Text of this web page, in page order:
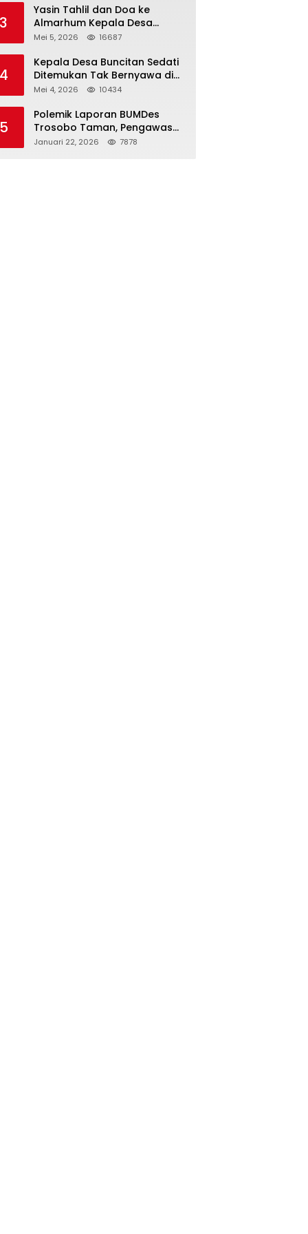
Kapolri
3
Yasin Tahlil dan Doa ke
Almarhum Kepala Desa
Buncitan Digelar Dua Lokasi
Mei 5, 2026 16687
4
Kepala Desa Buncitan Sedati
Ditemukan Tak Bernyawa di
Ruang Kerja, Dugaan Bunuh
Mei 4, 2026 10434
5
Polemik Laporan BUMDes
Trosobo Taman, Pengawas
Walk Out dan Sebut
Januari 22, 2026 7878